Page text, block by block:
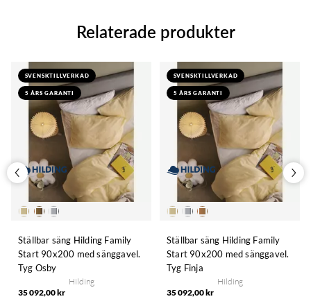
Relaterade produkter
SVENSKTILLVERKAD
5 ÅRS GARANTI
Ställbar säng Hilding Family
Start 90x200 med sänggavel.
Tyg Osby
Hilding
35 092,00 kr
SVENSKTILLVERKAD
5 ÅRS GARANTI
Ställbar säng Hilding Family
Start 90x200 med sänggavel.
Tyg Finja
Hilding
35 092,00 kr